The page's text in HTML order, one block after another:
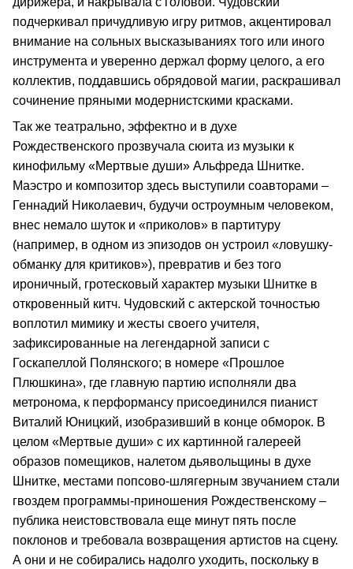
подчеркивал причудливую игру ритмов, акцентировал
внимание на сольных высказываниях того или иного
инструмента и уверенно держал форму целого, а его
коллектив, поддавшись обрядовой магии, раскрашивал
сочинение пряными модернистскими красками.
Так же театрально, эффектно и в духе
Рождественского прозвучала сюита из музыки к
кинофильму «Мертвые души» Альфреда Шнитке.
Маэстро и композитор здесь выступили соавторами –
Геннадий Николаевич, будучи остроумным человеком,
внес немало шуток и «приколов» в партитуру
(например, в одном из эпизодов он устроил «ловушку-
обманку для критиков»), превратив и без того
ироничный, гротесковый характер музыки Шнитке в
откровенный китч. Чудовский с актерской точностью
воплотил мимику и жесты своего учителя,
зафиксированные на легендарной записи с
Госкапеллой Полянского; в номере «Прошлое
Плюшкина», где главную партию исполняли два
метронома, к перформансу присоединился пианист
Виталий Юницкий, изобразивший в конце обморок. В
целом «Мертвые души» с их картинной галереей
образов помещиков, налетом дьявольщины в духе
Шнитке, местами попсово-шлягерным звучанием стали
гвоздем программы-приношения Рождественскому –
публика неистовствовала еще минут пять после
поклонов и требовала возвращения артистов на сцену.
А они и не собирались надолго уходить, поскольку в